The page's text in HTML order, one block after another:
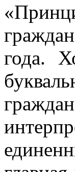
года.